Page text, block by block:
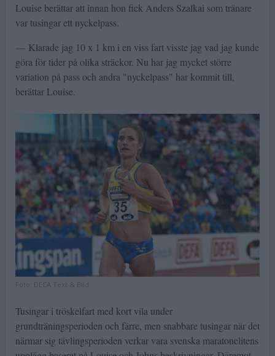
Louise berättar att innan hon fick Anders Szalkai som tränare
var tusingar ett nyckelpass.
— Klarade jag 10 x 1 km i en viss fart visste jag vad jag kunde
göra för tider på olika sträckor. Nu har jag mycket större
variation på pass och andra "nyckelpass" har kommit till,
berättar Louise.
Foto: DECA Text & Bild
Tusingar i tröskelfart med kort vila under
grundträningsperioden och färre, men snabbare tusingar när det
närmar sig tävlingsperioden verkar vara svenska maratonelitens